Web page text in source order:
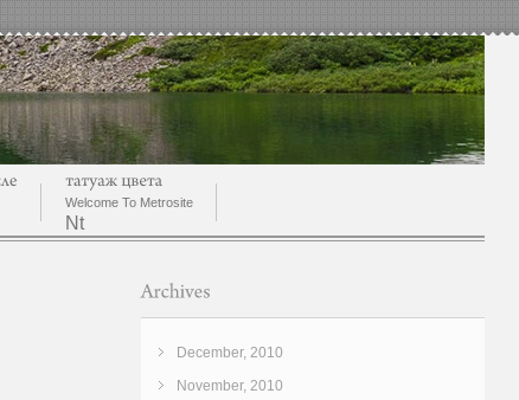
Welcome To Metrosite
Nt
December, 2010
November, 2010